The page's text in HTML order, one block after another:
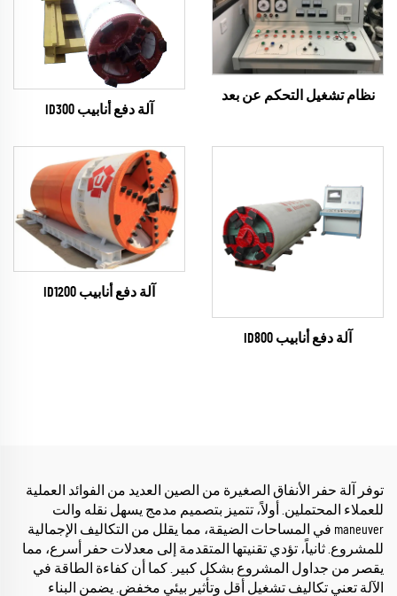
نظام تشغيل التحكم عن بعد
آلة دفع أنابيب ID300
آلة دفع أنابيب ID800
آلة دفع أنابيب ID1200
توفر آلة حفر الأنفاق الصغيرة من الصين العديد من الفوائد العملية
للعملاء المحتملين. أولاً، تتميز بتصميم مدمج يسهل نقله والت
maneuver في المساحات الضيقة، مما يقلل من التكاليف الإجمالية
للمشروع. ثانياً، تؤدي تقنيتها المتقدمة إلى معدلات حفر أسرع، مما
يقصر من جداول المشروع بشكل كبير. كما أن كفاءة الطاقة في
الآلة تعني تكاليف تشغيل أقل وتأثير بيئي مخفض. يضمن البناء